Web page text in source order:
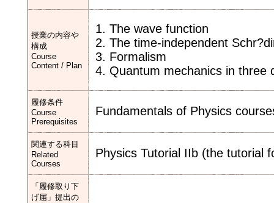
授業の内容や
構成
Course
Content / Plan
1. The wave function
2. The time-independent
3. Formalism
4. Quantum mechanics in three
履修条件
Course
Prerequisites
Fundamentals of Physics
関連する科目
Related
Courses
Physics Tutorial IIb (the tutorial
「履修取り下
げ届」提出の